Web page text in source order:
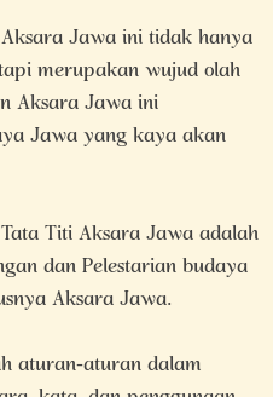
Jawa ini tidak hanya
merupakan wujud olah
Jawa ini
Jawa yang kaya akan
Aksara Jawa adalah
dan Pelestarian budaya
Aksara Jawa.
aturan-aturan dalam